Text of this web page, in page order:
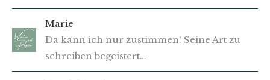
Marie
Da kann ich nur zustimmen! Seine Art zu
schreiben begeistert…